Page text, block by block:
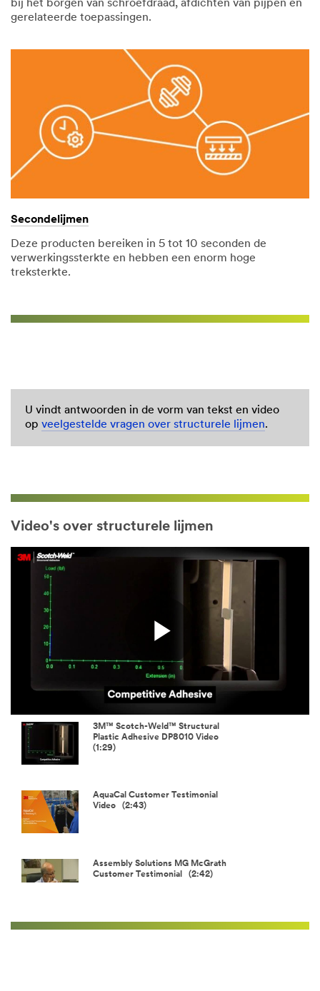
bij het borgen van schroefdraad, afdichten van pijpen en
gerelateerde toepassingen.
Secondelijmen
Deze producten bereiken in 5 tot 10 seconden de
verwerkingssterkte en hebben een enorm hoge
treksterkte.
U vindt antwoorden in de vorm van tekst en video
op veelgestelde vragen over structurele lijmen.
Video's over structurele lijmen
Play
Video
3M™ Scotch-Weld™ Structural
Plastic Adhesive DP8010 Video
(1:29)
AquaCal Customer Testimonial
Video (2:43)
Assembly Solutions MG McGrath
Customer Testimonial (2:42)